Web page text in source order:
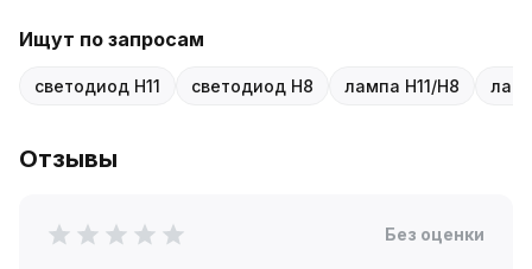
Ищут по запросам
светодиод H11 светодиод H8 лампа H11/H8
Отзывы
Без оценки